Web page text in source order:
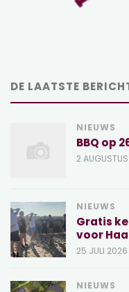
DE LAATSTE
NIEUWS
BBQ op
2
NIEUWS
Gratis
voor
25 JULI 2026
NIEUWS